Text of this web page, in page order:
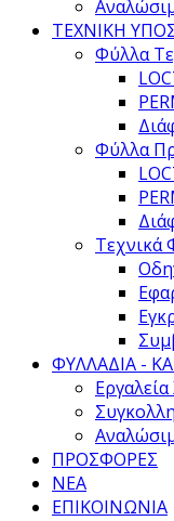
ΤΕΧΝΙΚΗ
Φύλλα
Φύλλα
Τεχνικά
ΦΥΛΛΑΔΙΑ -
ΠΡΟΣΦΟΡΕΣ
ΝΕΑ
ΕΠΙΚΟΙΝΩΝΙΑ